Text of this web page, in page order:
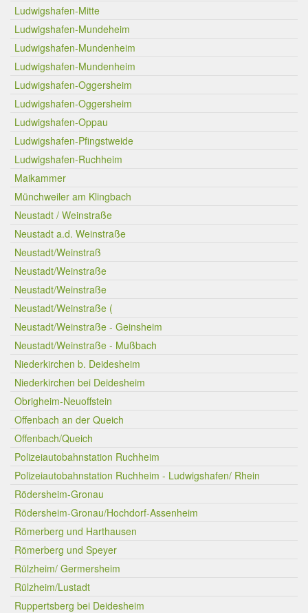
Ludwigshafen-Mitte
Ludwigshafen-Mundeheim
Ludwigshafen-Mundenheim
Ludwigshafen-Mundenheim
Ludwigshafen-Oggersheim
Ludwigshafen-Oggersheim
Ludwigshafen-Oppau
Ludwigshafen-Pfingstweide
Ludwigshafen-Ruchheim
Maikammer
Münchweiler am Klingbach
Neustadt / Weinstraße
Neustadt a.d. Weinstraße
Neustadt/Weinstraß
Neustadt/Weinstraße
Neustadt/Weinstraße
Neustadt/Weinstraße (
Neustadt/Weinstraße - Geinsheim
Neustadt/Weinstraße - Mußbach
Niederkirchen b. Deidesheim
Niederkirchen bei Deidesheim
Obrigheim-Neuoffstein
Offenbach an der Queich
Offenbach/Queich
Polizeiautobahnstation Ruchheim
Polizeiautobahnstation Ruchheim - Ludwigshafen/ Rhein
Rödersheim-Gronau
Rödersheim-Gronau/Hochdorf-Assenheim
Römerberg und Harthausen
Römerberg und Speyer
Rülzheim/ Germersheim
Rülzheim/Lustadt
Ruppertsberg bei Deidesheim